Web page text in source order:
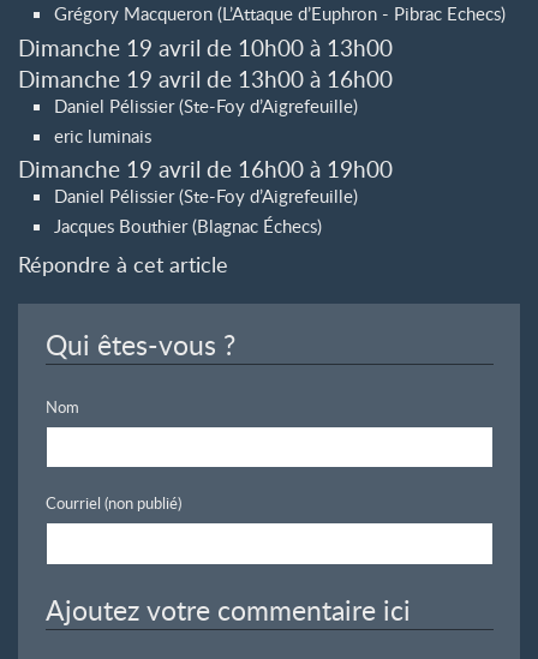
Grégory Macqueron (L’Attaque d’Euphron - Pibrac Echecs)
Dimanche 19 avril de 10h00 à 13h00
Dimanche 19 avril de 13h00 à 16h00
Daniel Pélissier (Ste-Foy d’Aigrefeuille)
eric luminais
Dimanche 19 avril de 16h00 à 19h00
Daniel Pélissier (Ste-Foy d’Aigrefeuille)
Jacques Bouthier (Blagnac Échecs)
Répondre à cet article
Qui êtes-vous ?
Nom
Courriel (non publié)
Ajoutez votre commentaire ici